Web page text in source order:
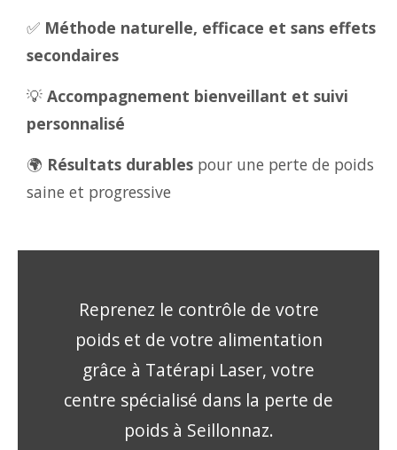
✅ Méthode naturelle, efficace et sans effets
secondaires
💡 Accompagnement bienveillant et suivi
personnalisé
🌍 Résultats durables pour une perte de poids
saine et progressive
Reprenez le contrôle de votre
poids et de votre alimentation
grâce à Tatérapi Laser, votre
centre spécialisé dans la perte de
poids à Seillonnaz.